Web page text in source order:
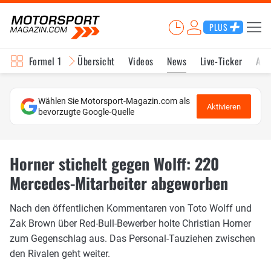
PLUS
Formel 1 Übersicht Videos News Live-Ticker
Wählen Sie Motorsport-Magazin.com als
bevorzugte Google-Quelle
Aktivieren
Horner stichelt gegen Wolff: 220
Mercedes-Mitarbeiter abgeworben
Nach den öffentlichen Kommentaren von Toto Wolff und
Zak Brown über Red-Bull-Bewerber holte Christian Horner
zum Gegenschlag aus. Das Personal-Tauziehen zwischen
den Rivalen geht weiter.